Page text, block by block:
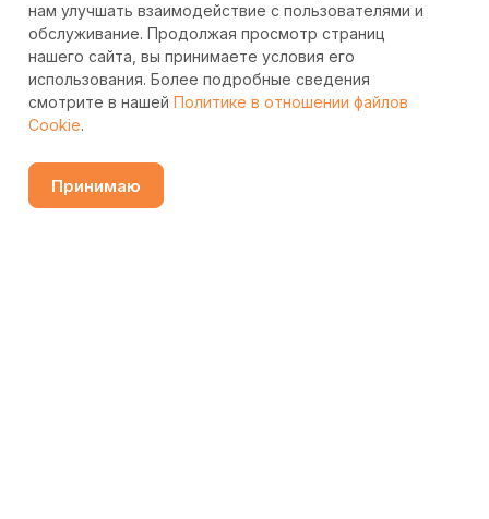
нам улучшать взаимодействие с пользователями и
обслуживание. Продолжая просмотр страниц
нашего сайта, вы принимаете условия его
использования. Более подробные сведения
смотрите в нашей Политике в отношении файлов
Cookie.
Принимаю